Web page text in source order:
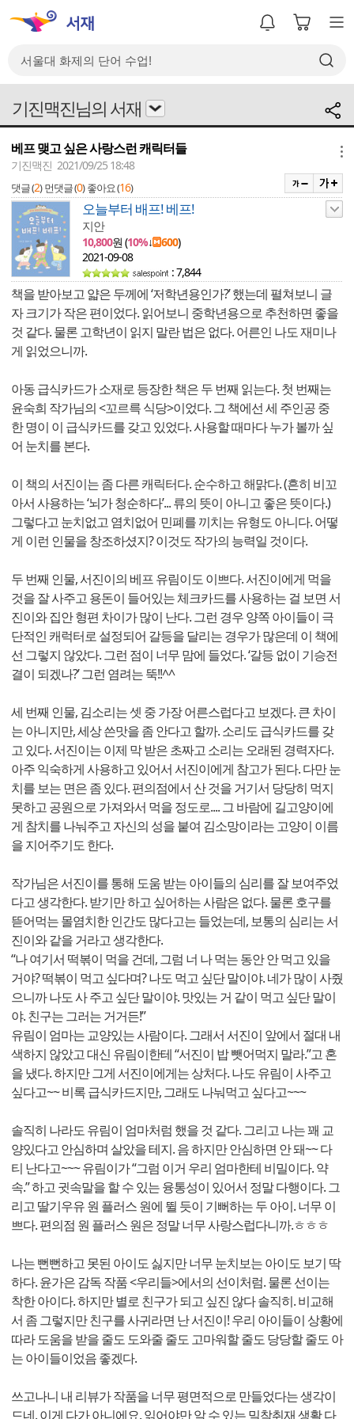
기진맥진님의 서재
베프 맺고 싶은 사랑스런 캐릭터들
기진맥진 2021/09/25 18:48
댓글 (2) 먼댓글 (0) 좋아요 (16)
오늘부터 배프! 베프!
지안
10,800원 (10%↓ 600)
2021-09-08
: 7,844
책을 받아보고 얇은 두께에 ‘저학년용인가?’ 했는데 펼쳐보니 글
자 크기가 작은 편이었다. 읽어보니 중학년용으로 추천하면 좋을
것 같다. 물론 고학년이 읽지 말란 법은 없다. 어른인 나도 재미나
게 읽었으니까.
아동 급식카드가 소재로 등장한 책은 두 번째 읽는다. 첫 번째는
윤숙희 작가님의 <꼬르륵 식당>이었다. 그 책에선 세 주인공 중
한 명이 이 급식카드를 갖고 있었다. 사용할 때마다 누가 볼까 싶
어 눈치를 본다.
이 책의 서진이는 좀 다른 캐릭터다. 순수하고 해맑다. (흔히 비꼬
아서 사용하는 ‘뇌가 청순하다’... 류의 뜻이 아니고 좋은 뜻이다.)
그렇다고 눈치없고 염치없어 민폐를 끼치는 유형도 아니다. 어떻
게 이런 인물을 창조하셨지? 이것도 작가의 능력일 것이다.
두 번째 인물, 서진이의 베프 유림이도 이쁘다. 서진이에게 먹을
것을 잘 사주고 용돈이 들어있는 체크카드를 사용하는 걸 보면 서
진이와 집안 형편 차이가 많이 난다. 그런 경우 양쪽 아이들이 극
단적인 캐럭터로 설정되어 갈등을 달리는 경우가 많은데 이 책에
선 그렇지 않았다. 그런 점이 너무 맘에 들었다. ‘갈등 없이 기승전
결이 되겠나?’ 그런 염려는 뚝!!^^
세 번째 인물, 김소리는 셋 중 가장 어른스럽다고 보겠다. 큰 차이
는 아니지만, 세상 쓴맛을 좀 안다고 할까. 소리도 급식카드를 갖
고 있다. 서진이는 이제 막 받은 초짜고 소리는 오래된 경력자다.
아주 익숙하게 사용하고 있어서 서진이에게 참고가 된다. 다만 눈
치를 보는 면은 좀 있다. 편의점에서 산 것을 거기서 당당히 먹지
못하고 공원으로 가져와서 먹을 정도로.... 그 바람에 길고양이에
게 참치를 나눠주고 자신의 성을 붙여 김소망이라는 고양이 이름
을 지어주기도 한다.
작가님은 서진이를 통해 도움 받는 아이들의 심리를 잘 보여주었
다고 생각한다. 받기만 하고 싶어하는 사람은 없다. 물론 호구를
뜯어먹는 몰염치한 인간도 많다고는 들었는데, 보통의 심리는 서
진이와 같을 거라고 생각한다.
“나 여기서 떡볶이 먹을 건데, 그럼 너 나 먹는 동안 안 먹고 있을
거야? 떡볶이 먹고 싶다며? 나도 먹고 싶단 말이야. 네가 많이 사줬
으니까 나도 사 주고 싶단 말이야. 맛있는 거 같이 먹고 싶단 말이
야. 친구는 그러는 거거든!”
유림이 엄마는 교양있는 사람이다. 그래서 서진이 앞에서 절대 내
색하지 않았고 대신 유림이한테 “서진이 밥 뺏어먹지 말라.”고 혼
을 냈다. 하지만 그게 서진이에게는 상처다. 나도 유림이 사주고
싶다고~~ 비록 급식카드지만, 그래도 나눠먹고 싶다고~~~
솔직히 나라도 유림이 엄마처럼 했을 것 같다. 그리고 나는 꽤 교
양있다고 안심하며 살았을 테지. 음 하지만 안심하면 안 돼~~ 다
티 난다고~~~ 유림이가 “그럼 이거 우리 엄마한테 비밀이다. 약
속.” 하고 귓속말을 할 수 있는 융통성이 있어서 정말 다행이다. 그
리고 딸기우유 원 플러스 원에 뛸 듯이 기뻐하는 두 아이. 너무 이
쁘다. 편의점 원 플러스 원은 정말 너무 사랑스럽다니까.ㅎㅎㅎ
나는 뻔뻔하고 못된 아이도 싫지만 너무 눈치보는 아이도 보기 딱
하다. 윤가은 감독 작품 <우리들>에서의 선이처럼. 물론 선이는
착한 아이다. 하지만 별로 친구가 되고 싶진 않다 솔직히. 비교해
서 좀 그렇지만 친구를 사귀라면 난 서진이! 우리 아이들이 상황에
따라 도움을 받을 줄도 도와줄 줄도 고마워할 줄도 당당할 줄도 아
는 아이들이었음 좋겠다.
쓰고나니 내 리뷰가 작품을 너무 평면적으로 만들었다는 생각이
드네. 이게 다가 아니에요. 읽어야만 알 수 있는 밀착취재 생활 다